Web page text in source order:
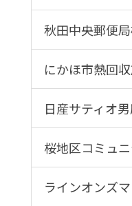
秋田中央郵便
にかほ市熱回
日産サティオ
桜地区コミュ
ラインオンズ